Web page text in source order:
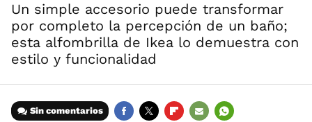
Un simple accesorio puede transformar
por completo la percepción de un baño;
esta alfombrilla de Ikea lo demuestra con
estilo y funcionalidad
Sin comentarios